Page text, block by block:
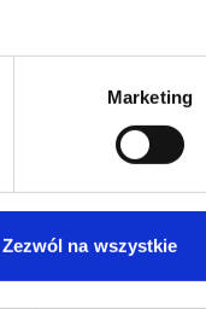
Marketing
Zezwól na wszystkie